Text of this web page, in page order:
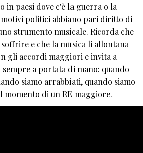
in paesi dove c'è la guerra o la
politici abbiano pari diritto di
strumento musicale. Ricorda che
e che la musica li allontana
gli accordi maggiori e invita a
a portata di mano: quando
siamo arrabbiati, quando siamo
di un RE maggiore.